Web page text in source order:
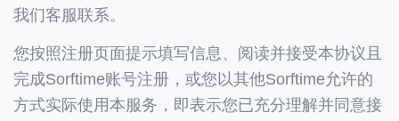
我们客服联系。
您按照注册页面提示填写信息、阅读并接受本协议且
完成Sorftime账号注册，或您以其他Sorftime允许的
方式实际使用本服务，即表示您已充分理解并同意接